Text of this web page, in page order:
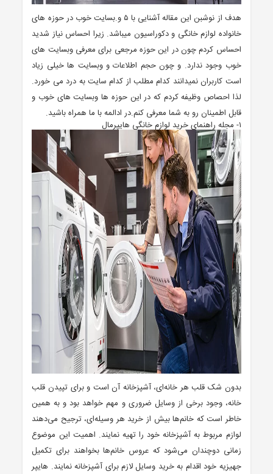
هدف از نوشبن این مقاله آشنایی با ۵ و.بسایت خوب در حوزه های
خانواده لوازم خانگی و دکوراسیون میباشد. زیرا احساس نیاز شدید
احساس کردم چون در این حوزه مرجعی برای معرفی وبسایت های
خوب وجود ندارد. و چون حجم اطلاعات و وبسایت ها خیلی زیاد
است کاربران نمیدانند کدام مطلب از کدام سایت به درد می خورد.
لذا احصاص وظیفه کردم که در این حوزه ها وبسایت های خوب و
قابل اطمینان رو به شما معرفی کنم.در ادالمه با ما همراه باشید.
۱- مجله راهنمای خرید لوازم خانگی هایپرمال
بدون شک قلب هر خانه‌ای، آشپزخانه آن است و برای تپیدن قلب
خانه، وجود برخی از وسایل ضروری و مهم خواهد بود و به همین
خاطر است که خانم‌ها بیش از خرید هر وسیله‌ای، ترجیح می‌دهند
لوازم مربوط به آشپزخانه خود را تهیه نمایند. اهمیت این موضوع
زمانی دوچندان می‌شود که عروس خانم‌ها بخواهند برای تکمیل
جهیزیه خود اقدام به خرید وسایل لازم برای آشپزخانه نمایند. هایپر